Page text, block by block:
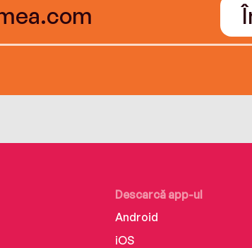
Descarcă app-ul
Android
iOS